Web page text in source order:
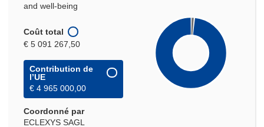
and well-being
Coût total
€ 5 091 267,50
Contribution de
l’UE
€ 4 965 000,00
Coordonné par
ECLEXYS SAGL